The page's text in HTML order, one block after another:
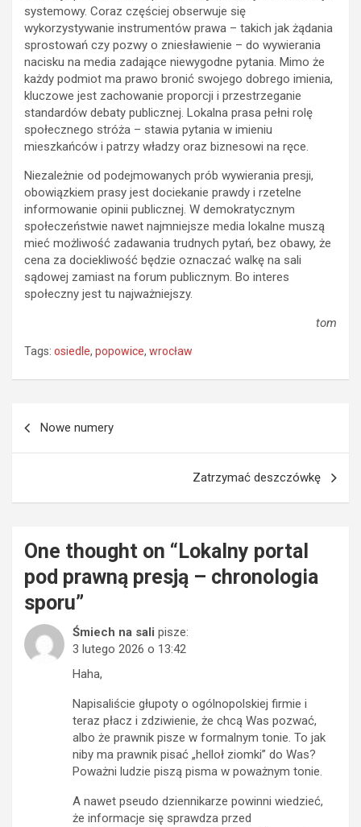
systemowy. Coraz częściej obserwuje się
wykorzystywanie instrumentów prawa – takich jak żądania
sprostowań czy pozwy o zniesławienie – do wywierania
nacisku na media zadające niewygodne pytania. Mimo że
każdy podmiot ma prawo bronić swojego dobrego imienia,
kluczowe jest zachowanie proporcji i przestrzeganie
standardów debaty publicznej. Lokalna prasa pełni rolę
społecznego stróża – stawia pytania w imieniu
mieszkańców i patrzy władzy oraz biznesowi na ręce.
Niezależnie od podejmowanych prób wywierania presji,
obowiązkiem prasy jest dociekanie prawdy i rzetelne
informowanie opinii publicznej. W demokratycznym
społeczeństwie nawet najmniejsze media lokalne muszą
mieć możliwość zadawania trudnych pytań, bez obawy, że
cena za dociekliwość będzie oznaczać walkę na sali
sądowej zamiast na forum publicznym. Bo interes
społeczny jest tu najważniejszy.
tom
Tags: osiedle, popowice, wrocław
Nowe numery
Zatrzymać deszczówkę
One thought on “ Lokalny portal
pod prawną presją – chronologia
sporu”
Śmiech na sali pisze:
3 lutego 2026 o 13:42
Haha,
Napisaliście głupoty o ogólnopolskiej firmie i
teraz płacz i zdziwienie, że chcą Was pozwać,
albo że prawnik pisze w formalnym tonie. To jak
niby ma prawnik pisać „helloł ziomki” do Was?
Poważni ludzie piszą pisma w poważnym tonie.
A nawet pseudo dziennikarze powinni wiedzieć,
że informacje się sprawdza przed